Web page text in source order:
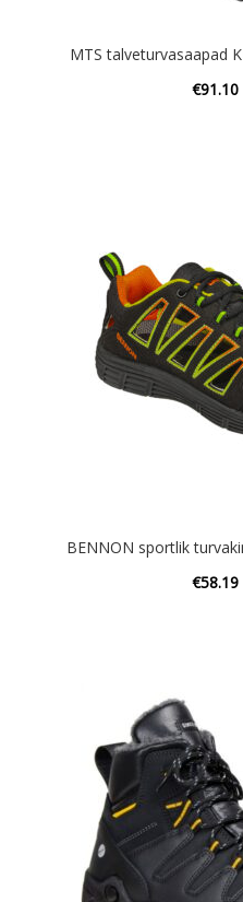
MTS talveturvasaapad
€91.10
BENNON sportlik
€58.19